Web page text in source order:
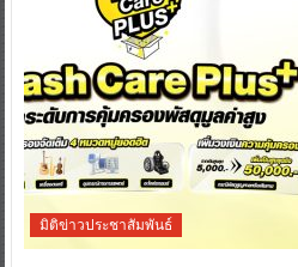
มิติข่าวประชาสัมพันธ์